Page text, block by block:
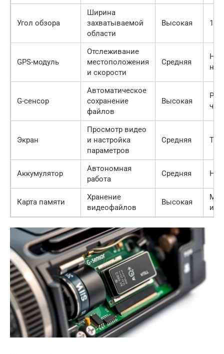
Угол обзора
Ширина
захватываемой
области
Высокая
GPS-модуль
Отслеживание
местоположения
и скорости
Средняя
G-сенсор
Автоматическое
сохранение
файлов
Высокая
Экран
Просмотр видео
и настройка
параметров
Средняя
Аккумулятор
Автономная
работа
Средняя Не
Карта памяти
Хранение
видеофайлов
Высокая